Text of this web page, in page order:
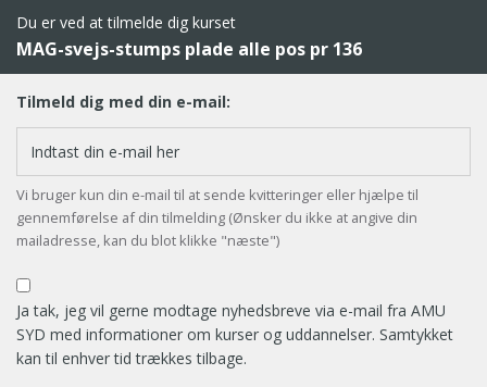
Du er ved at tilmelde dig kurset
MAG-svejs-stumps plade alle pos pr 136
Tilmeld dig med din e-mail:
Vi bruger kun din e-mail til at sende kvitteringer eller hjælpe til
gennemførelse af din tilmelding (Ønsker du ikke at angive din
mailadresse, kan du blot klikke "næste")
Ja tak, jeg vil gerne modtage nyhedsbreve via e-mail fra AMU
SYD med informationer om kurser og uddannelser. Samtykket
kan til enhver tid trækkes tilbage.